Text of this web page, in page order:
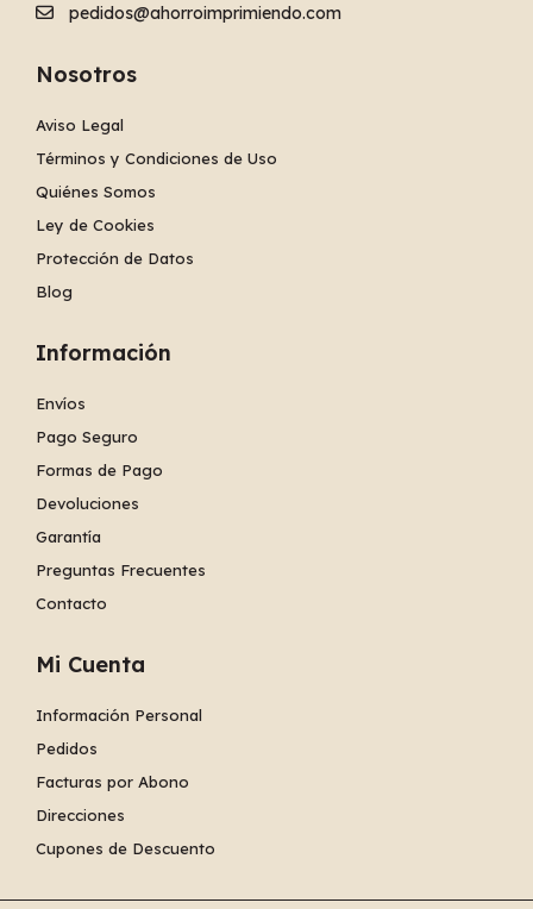
pedidos@ahorroimprimiendo.com
Nosotros
Aviso Legal
Términos y Condiciones de Uso
Quiénes Somos
Ley de Cookies
Protección de Datos
Blog
Información
Envíos
Pago Seguro
Formas de Pago
Devoluciones
Garantía
Preguntas Frecuentes
Contacto
Mi Cuenta
Información Personal
Pedidos
Facturas por Abono
Direcciones
Cupones de Descuento